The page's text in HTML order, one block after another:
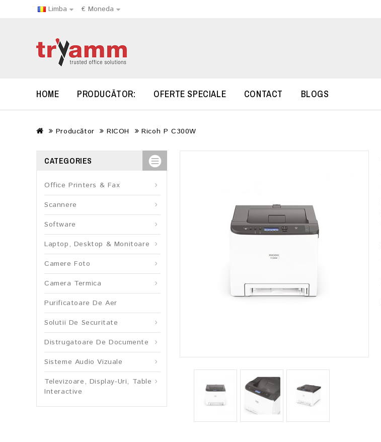
Limba € Moneda
HOME PRODUCĂTOR: OFERTE SPECIALE CONTACT BLOGS
Producător RICOH Ricoh P C300W
CATEGORIES
Office Printers & Fax
Scannere
Software
Laptop, Desktop & Monitoare
Camere Foto
Camera Termica
Purificatoare De Aer
Solutii De Securitate
Distrugatoare De Documente
Sisteme Audio Vizuale
Televizoare, Display-Uri, Table
Interactive